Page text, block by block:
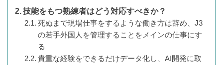
技能をもつ熟練者はどう対応すべきか？
死ぬまで現場仕事をするような働き方は辞め、J3
の若手外国人を管理することをメインの仕事にす
る
貴重な経験をできるだけデータ化し、AI開発に取